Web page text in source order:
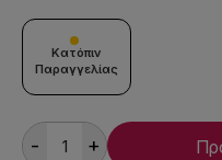
Κατόπιν
Παραγγελίας
- +